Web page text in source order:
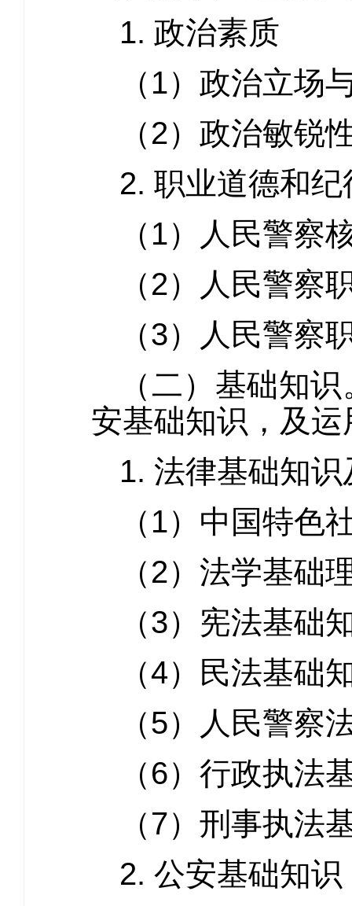
1. 政治素质
（1）政治立场
（2）政治敏锐
2. 职业道德和纪
（1）人民警察
（2）人民警察
（3）人民警察
（二）基础知
安基础知识，及
1. 法律基础知
（1）中国特色
（2）法学基础
（3）宪法基础
（4）民法基础
（5）人民警察
（6）行政执法
（7）刑事执法
2. 公安基础知识